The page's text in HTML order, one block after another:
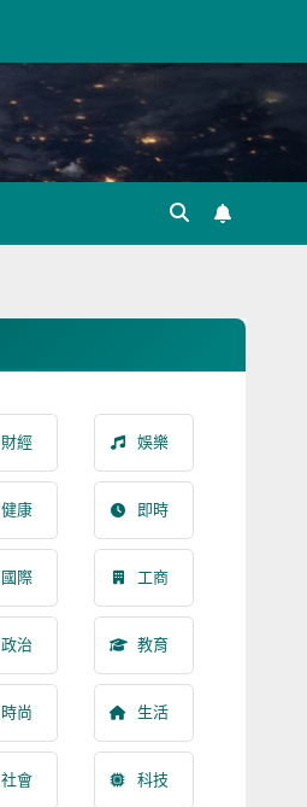
財經 娛樂
健康 即時
國際 工商
政治 教育
時尚 生活
社會 科技